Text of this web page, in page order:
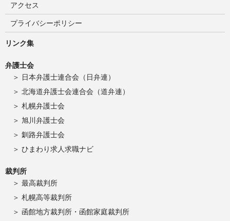
アクセス
プライバシーポリシー
リンク集
弁護士会
日本弁護士連合会（日弁連）
北海道弁護士会連合会（道弁連）
札幌弁護士会
旭川弁護士会
釧路弁護士会
ひまわり求人求職ナビ
裁判所
最高裁判所
札幌高等裁判所
函館地方裁判所・函館家庭裁判所